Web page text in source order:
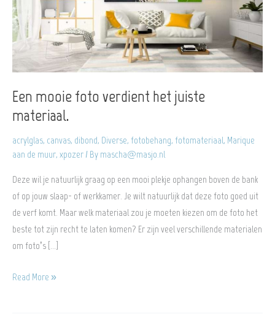
Een mooie foto verdient het juiste
materiaal.
acrylglas, canvas, dibond, Diverse, fotobehang, fotomateriaal, Marique
aan de muur, xpozer / By mascha@masjo.nl
Deze wil je natuurlijk graag op een mooi plekje ophangen boven de bank
of op jouw slaap- of werkkamer. Je wilt natuurlijk dat deze foto goed uit
de verf komt. Maar welk materiaal zou je moeten kiezen om de foto het
beste tot zijn recht te laten komen? Er zijn veel verschillende materialen
om foto’s […]
Een
Read More »